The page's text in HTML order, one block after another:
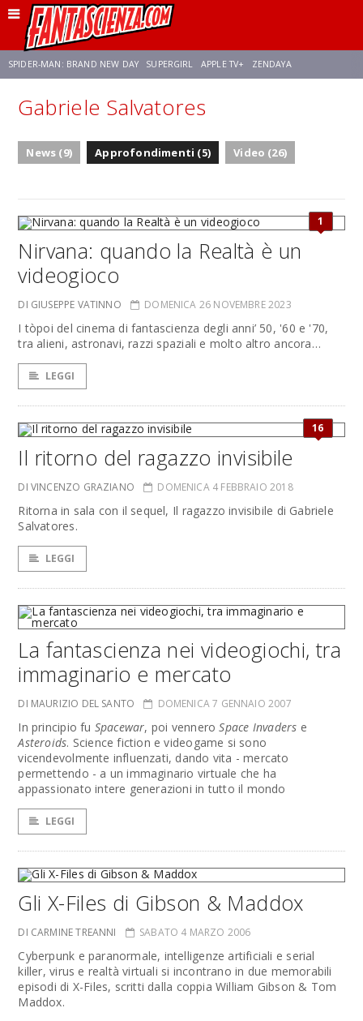
SPIDER-MAN: BRAND NEW DAY SUPERGIRL APPLE TV+ ZENDAYA
FRANCO RICCIARDIELLO AVENGERS: DOOMSDAY
Gabriele Salvatores
News (9) Approfondimenti (5) Video (26)
1
Nirvana: quando la Realtà è un
videogioco
DI GIUSEPPE VATINNO DOMENICA 26 NOVEMBRE 2023
I tòpoi del cinema di fantascienza degli anni’ 50, '60 e '70,
tra alieni, astronavi, razzi spaziali e molto altro ancora…
LEGGI
16
Il ritorno del ragazzo invisibile
DI VINCENZO GRAZIANO DOMENICA 4 FEBBRAIO 2018
Ritorna in sala con il sequel, Il ragazzo invisibile di Gabriele
Salvatores.
LEGGI
La fantascienza nei videogiochi, tra
immaginario e mercato
DI MAURIZIO DEL SANTO DOMENICA 7 GENNAIO 2007
In principio fu Spacewar, poi venneroSpace Invaders e
Asteroids. Science fiction e videogame si sono
vicendevolmente influenzati, dando vita - mercato
permettendo - a un immaginario virtuale che ha
appassionato intere generazioni in tutto il mondo
LEGGI
Gli X-Files di Gibson & Maddox
DI CARMINE TREANNI SABATO 4 MARZO 2006
Cyberpunk e paranormale, intelligenze artificiali e serial
killer, virus e realtà virtuali si incontrano in due memorabili
episodi di X-Files, scritti dalla coppia William Gibson & Tom
Maddox.